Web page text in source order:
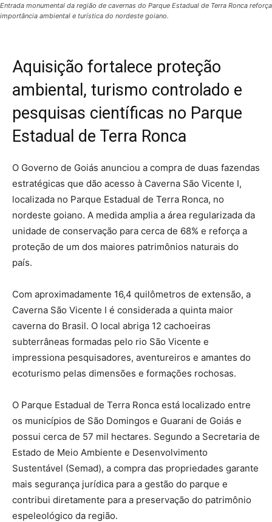
Entrada monumental da região de cavernas do Parque Estadual de Terra Ronca reforça
importância ambiental e turística do nordeste goiano.
Aquisição fortalece proteção
ambiental, turismo controlado e
pesquisas científicas no Parque
Estadual de Terra Ronca
O Governo de Goiás anunciou a compra de duas fazendas
estratégicas que dão acesso à Caverna São Vicente I,
localizada no Parque Estadual de Terra Ronca, no
nordeste goiano. A medida amplia a área regularizada da
unidade de conservação para cerca de 68% e reforça a
proteção de um dos maiores patrimônios naturais do
país.
Com aproximadamente 16,4 quilômetros de extensão, a
Caverna São Vicente I é considerada a quinta maior
caverna do Brasil. O local abriga 12 cachoeiras
subterrâneas formadas pelo rio São Vicente e
impressiona pesquisadores, aventureiros e amantes do
ecoturismo pelas dimensões e formações rochosas.
O Parque Estadual de Terra Ronca está localizado entre
os municípios de São Domingos e Guarani de Goiás e
possui cerca de 57 mil hectares. Segundo a Secretaria de
Estado de Meio Ambiente e Desenvolvimento
Sustentável (Semad), a compra das propriedades garante
mais segurança jurídica para a gestão do parque e
contribui diretamente para a preservação do patrimônio
espeleológico da região.